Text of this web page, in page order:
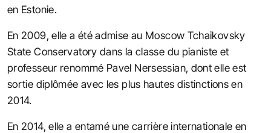
en Estonie.
En 2009, elle a été admise au Moscow Tchaikovsky
State Conservatory dans la classe du pianiste et
professeur renommé Pavel Nersessian, dont elle est
sortie diplômée avec les plus hautes distinctions en
2014.
En 2014, elle a entamé une carrière internationale en